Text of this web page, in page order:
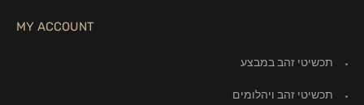
MY ACCOUNT
תכשיטי זהב במבצע
תכשיטי זהב ויהלומים